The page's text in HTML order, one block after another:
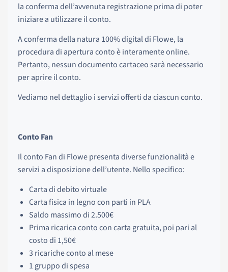
la conferma dell’avvenuta registrazione prima di poter
iniziare a utilizzare il conto.
A conferma della natura 100% digital di Flowe, la
procedura di apertura conto è interamente online.
Pertanto, nessun documento cartaceo sarà necessario
per aprire il conto.
Vediamo nel dettaglio i servizi offerti da ciascun conto.
Conto Fan
Il conto Fan di Flowe presenta diverse funzionalità e
servizi a disposizione dell’utente. Nello specifico:
Carta di debito virtuale
Carta fisica in legno con parti in PLA
Saldo massimo di 2.500€
Prima ricarica conto con carta gratuita, poi pari al
costo di 1,50€
3 ricariche conto al mese
1 gruppo di spesa